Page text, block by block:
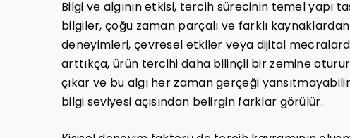
Bilgi ve algının etkisi, tercih sürecinin temel yapı
bilgiler, çoğu zaman parçalı ve farklı
deneyimleri, çevresel etkiler veya dijital
arttıkça, ürün tercihi daha bilinçli bir zemine
çıkar ve bu algı her zaman gerçeği
bilgi seviyesi açısından belirgin farklar görülür.